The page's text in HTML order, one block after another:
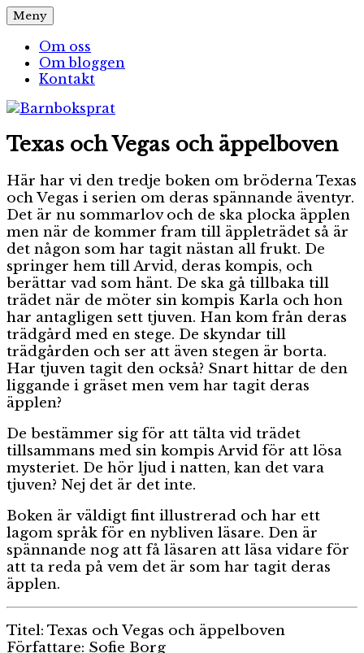
Hoppa
till
innehåll
Barnboksprat
– en blogg om barnböcker
Meny
Om oss
Om bloggen
Kontakt
Texas och Vegas och äppelboven
Här har vi den tredje boken om bröderna Texas
och Vegas i serien om deras spännande äventyr.
Det är nu sommarlov och de ska plocka äpplen
men när de kommer fram till äppleträdet så är
det någon som har tagit nästan all frukt. De
springer hem till Arvid, deras kompis, och
berättar vad som hänt. De ska gå tillbaka till
trädet när de möter sin kompis Karla och hon
har antagligen sett tjuven. Han kom från deras
trädgård med en stege. De skyndar till
trädgården och ser att även stegen är borta.
Har tjuven tagit den också? Snart hittar de den
liggande i gräset men vem har tagit deras
äpplen?
De bestämmer sig för att tälta vid trädet
tillsammans med sin kompis Arvid för att lösa
mysteriet. De hör ljud i natten, kan det vara
tjuven? Nej det är det inte.
Boken är väldigt fint illustrerad och har ett
lagom språk för en nybliven läsare. Den är
spännande nog att få läsaren att läsa vidare för
att ta reda på vem det är som har tagit deras
äpplen.
Titel: Texas och Vegas och äppelboven
Författare: Sofie Borg